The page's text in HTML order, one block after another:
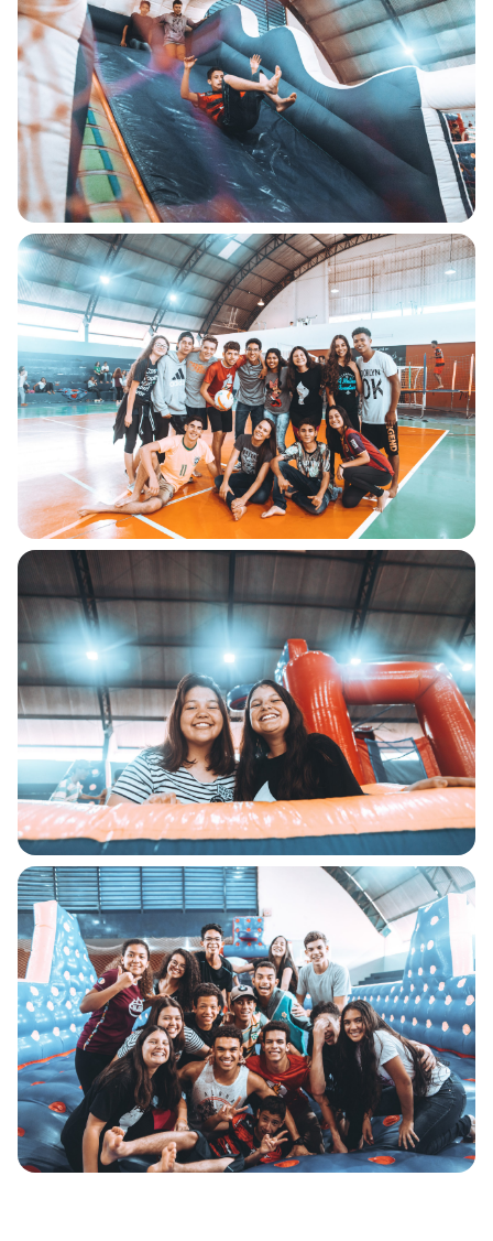
que o normal.
Por isso, pedimos sua
compreensão e
informamos que estamos
trabalhando arduamente
para resolver esta questão!
Prazo de normalização:
quinta-feira, 23/11/2023 às
17h
Nossa equipe está ligando
para cada mensagem
enviada!
Caso queira falar
diretamente conosco ligue
no número (62) 3395-
8002.
Estou ciente - Fechar Aviso